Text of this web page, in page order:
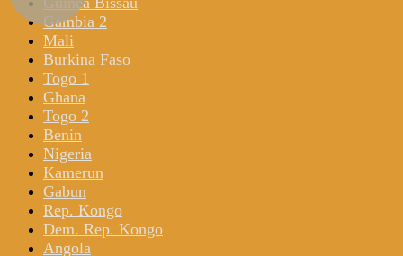
Gambia 2
Mali
Burkina Faso
Togo 1
Ghana
Togo 2
Benin
Nigeria
Kamerun
Gabun
Rep. Kongo
Dem. Rep. Kongo
Angola